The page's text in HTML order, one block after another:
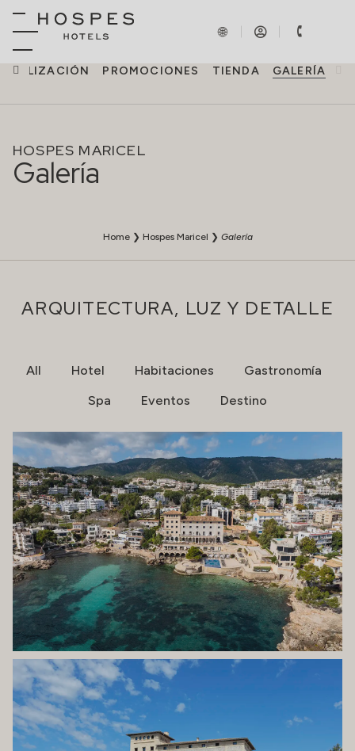
PROMOCIONES TIENDA GALERÍA
HOSPES MARICEL
Galería
Home❯ Hospes Maricel ❯ Galería
ARQUITECTURA, LUZ Y DETALLE
All Hotel Habitaciones
Gastronomía
Spa
Eventos Destino